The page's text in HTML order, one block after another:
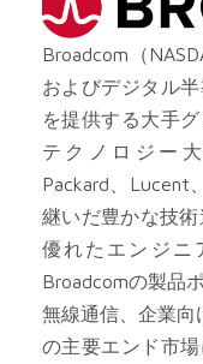
Broadcom（
およびデジタル
を提供する大手
テクノロジー
Packard、Lucent
継いだ豊かな技
優れたエンジニ
Broadcomの製品
無線通信、企業向
の主要エンド市